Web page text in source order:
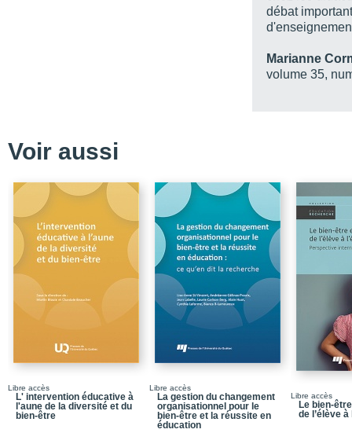
Partie 2_L'oral pour
connaissances ?
Chapitre 4_L'Oral
quatrième année
Chapitre 6_Approche
l’enseignement
Chapitre 7_Le
en formation initiale
Chapitre 8_Le
langagières orales
du Québec en
Chapitre
formation à
Notices biographiques
débat
Marianne
volume 35,
Voir aussi
Libre accès
L' intervention éducative à
l'aune de la diversité et du
bien-être
Libre accès
La gestion du changement
organisationnel pour le
bien-être et la réussite en
éducation
Libre accès
Le bien-
de l’élève à